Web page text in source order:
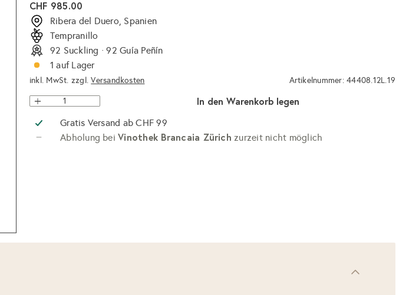
Normaler
Preis
CHF 985.00
Ribera del Duero, Spanien
Tempranillo
92 Suckling · 92 Guía Peñín
1 auf Lager
inkl. MwSt. zzgl.Versandkosten Artikelnummer: 44408.12L.19
In den Warenkorb legen
Gratis Versand ab CHF 99
Abholung beiVinothek Brancaia Zürich zurzeit nicht möglich